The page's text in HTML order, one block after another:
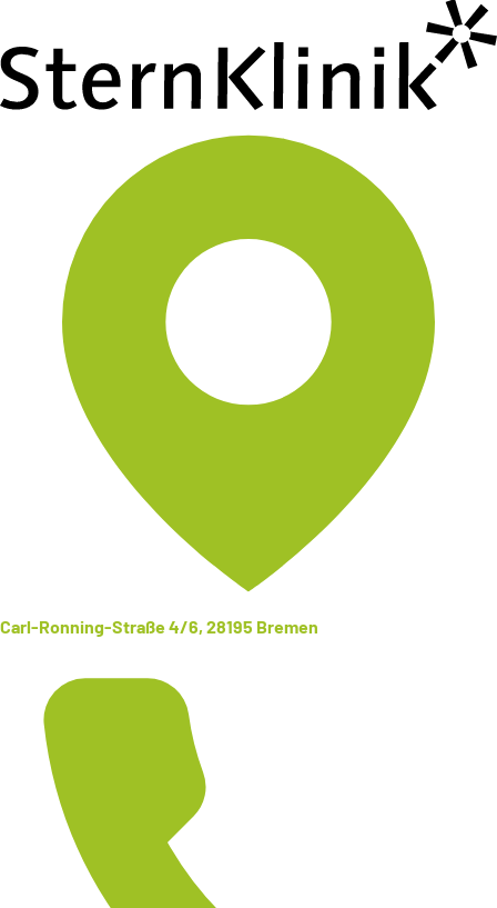
Carl-Ronning-Straße 4/6, 28195 Bremen